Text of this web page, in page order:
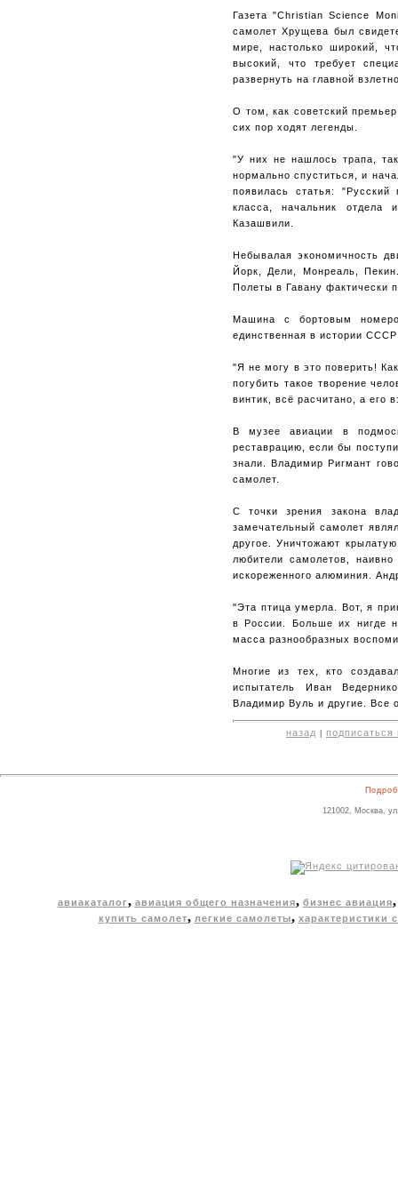
Газета "Christian Science
самолет Хрущева был
мире, настолько широкий,
высокий, что требует
развернуть на главной
О том, как советский
сих пор ходят легенды.
"У них не нашлось трапа,
нормально спуститься, и
появилась статья:
класса, начальник отдела
Казашвили.
Небывалая экономичность
Йорк, Дели, Монреаль,
Полеты в Гавану фактически
Машина с бортовым
единственная в истории
"Я не могу в это поверить!
погубить такое творение
винтик, всё расчитано, а его
В музее авиации в
реставрацию, если бы
знали. Владимир Ригмант
самолет.
С точки зрения закона
замечательный самолет
другое. Уничтожают
любители самолетов,
искореженного алюминия.
"Эта птица умерла. Вот, я
в России. Больше их нигде
масса разнообразных
Многие из тех, кто
испытатель Иван
Владимир Вуль и другие. Все
назад подписаться
121002, Москва,
авиакаталог, авиация общего назначения, бизнес авиация
купить самолет, легкие самолеты, характеристики